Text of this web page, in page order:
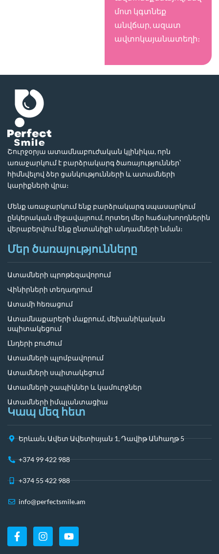
մոտ կգտնեք
անվճար, ազատ
ավտոկայանատեղի։
Շուրջօրյա ատամնաբուժական կլինիկա, որն
առաջարկում է բարձրակարգ ծառայություններ՝
հիմնվելով ձեր ցանկությունների և ատամների
կարիքների վրա։
Մենք առաջարկում ենք բարձրակարգ սպասարկում
ընկերական միջավայրում, որտեղ մեր հաճախորդներին
վերաբերվում ենք ընտանիքի անդամների նման։
Մեր ծառայությունները
Ատամների պրոթեզավորում
Վինիրների տեղադրում
Ատամի հեռացում
Ատամնաքարերի մաքրում, մեխանիկական
սպիտակեցում
Լնդերի բուժում
Ատամների պլոմբավորում
Ատամների սպիտակեցում
Ատամների շապիկներ և կամուրջներ
Ատամների իմպլանտացիա
Կապ մեզ հետ
Երևան, Ավետ Ավետիսյան 1, Դավիթ Անհաղթ 5
+374 99 422 988
+374 55 422 988
info@perfectsmile.am